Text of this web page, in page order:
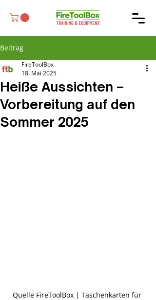
Beitrag
Heiße Aussichten –
Vorbereitung auf den
Sommer 2025
FireToolBox
18. Mai 2025
Quelle FireToolBox | Taschenkarten für